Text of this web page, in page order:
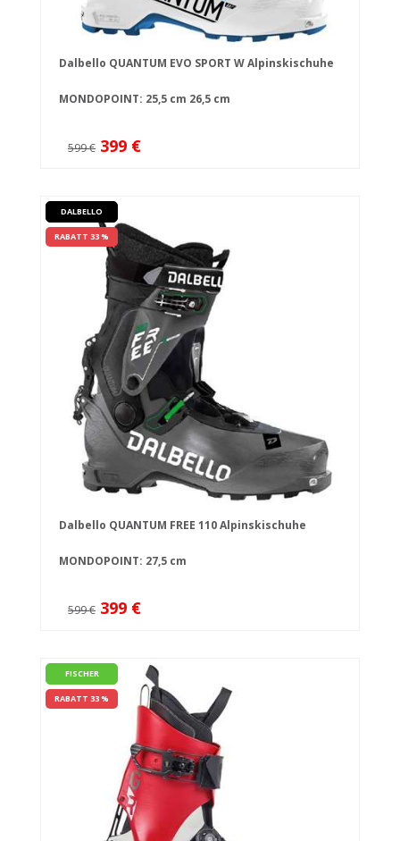
Dalbello QUANTUM EVO SPORT W Alpinskischuhe
MONDOPOINT: 25,5 cm 26,5 cm
599 € 399 €
DALBELLO
RABATT 33 %
Dalbello QUANTUM FREE 110 Alpinskischuhe
MONDOPOINT: 27,5 cm
599 € 399 €
FISCHER
RABATT 33 %